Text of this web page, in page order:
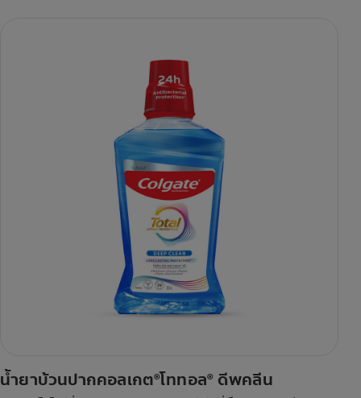
น้ำยาบ้วนปากคอลเกต®โททอล® ดีพคลีน